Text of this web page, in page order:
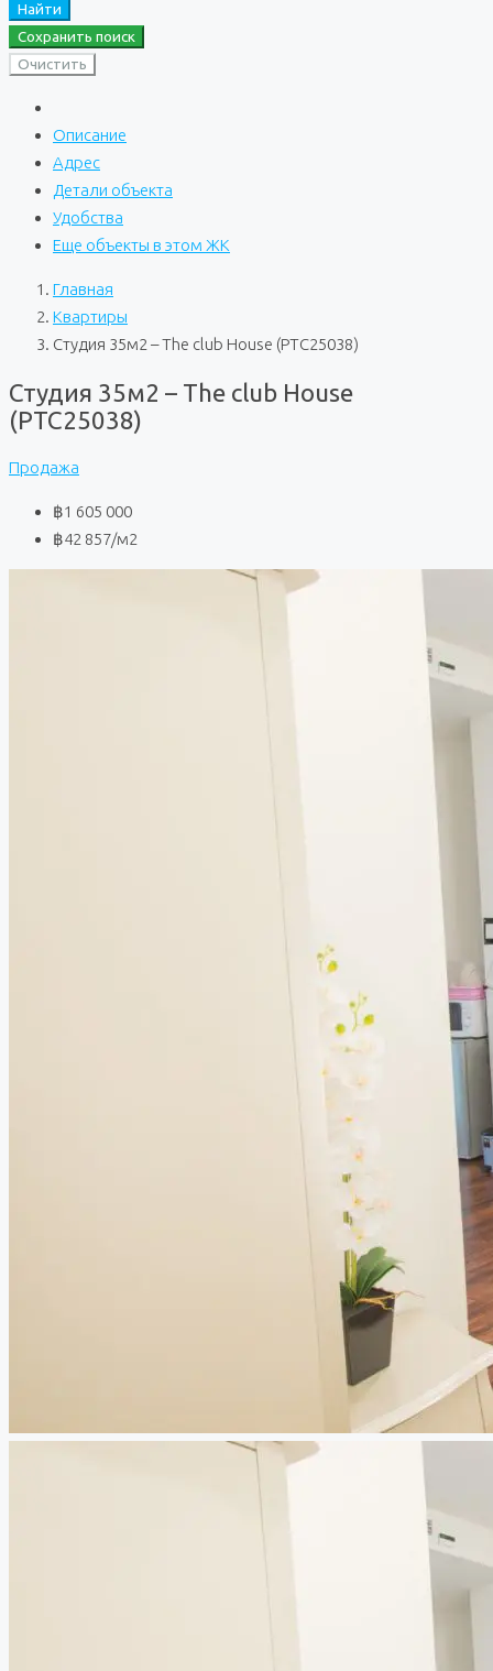
Найти
Сохранить поиск
Очистить
Описание
Адрес
Детали объекта
Удобства
Еще объекты в этом ЖК
Главная
Квартиры
Студия 35м2 – The club House (PTC25038)
Студия 35м2 – The club House
(PTC25038)
Продажа
฿1 605 000
฿42 857/м2